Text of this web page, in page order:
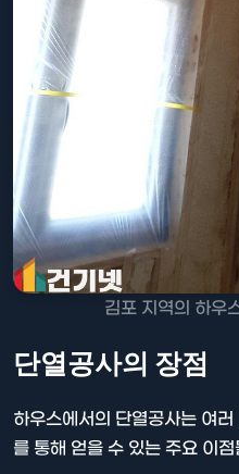
김포 지역의 하우
단열공사의 장점
하우스에서의 단열공사는 여
를 통해 얻을 수 있는 주요 이